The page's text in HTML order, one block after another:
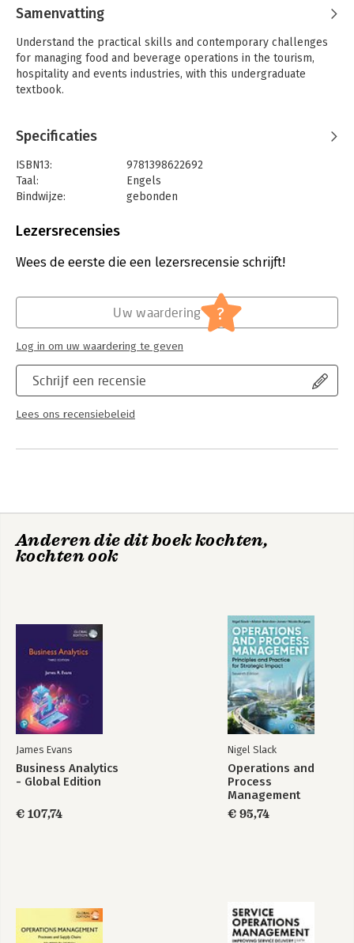
Samenvatting
Understand the practical skills and contemporary challenges
for managing food and beverage operations in the tourism,
hospitality and events industries, with this undergraduate
textbook.
Specificaties
ISBN13:
9781398622692
Taal:
Engels
Bindwijze:
gebonden
Uitgever:
Lezersrecensies
Wees de eerste die een lezersrecensie schrijft!
Schrijf een recensie
Lees ons recensiebeleid
Uw waardering ?
Log in om uw waardering te geven
Anderen die dit boek kochten,
kochten ook
James Evans
Business Analytics
- Global Edition
€ 107,74
Nigel Slack
Operations and
Process
Management
€ 95,74